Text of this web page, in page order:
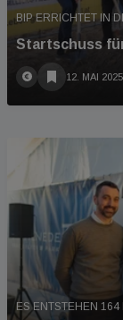
BIP ERRICHTET IN
Startschuss
12. MAI 2025
ES ENTSTEHEN